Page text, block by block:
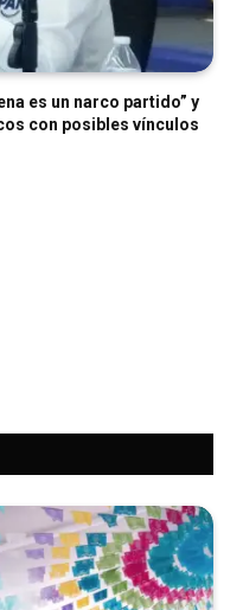
es un narco partido” y
con posibles vínculos